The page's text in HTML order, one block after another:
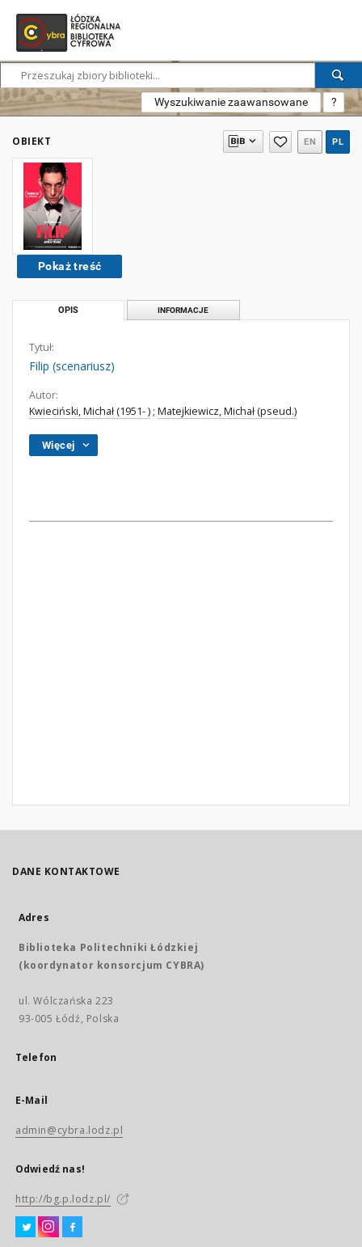
Wyszukiwanie zaawansowane ?
OBIEKT EN PL
Pokaż treść
OPIS INFORMACJE
Tytuł:
Filip (scenariusz)
Autor:
Kwieciński, Michał (1951- ) ; Matejkiewicz, Michał (pseud.)
Więcej
DANE KONTAKTOWE
Adres
Biblioteka Politechniki Łódzkiej
(koordynator konsorcjum CYBRA)
ul. Wólczańska 223
93-005 Łódź, Polska
Telefon
E-Mail
admin@cybra.lodz.pl
Odwiedź nas!
http://bg.p.lodz.pl/